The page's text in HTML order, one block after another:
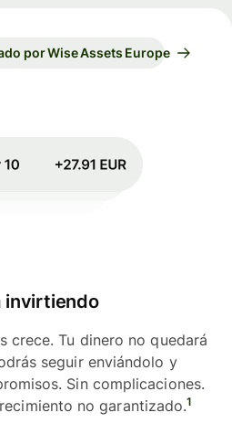
por Wise Assets Europe
invirtiendo
crece. Tu dinero no quedará
seguir enviándolo y
Sin complicaciones.
no garantizado.1